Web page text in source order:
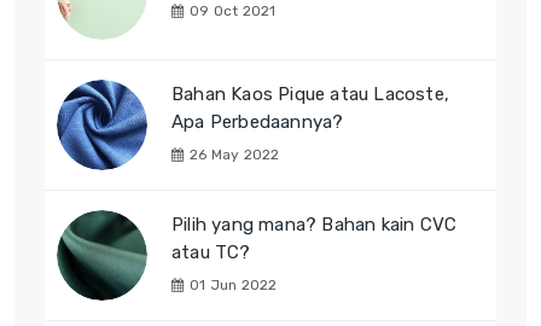
09 Oct 2021
Bahan Kaos Pique atau Lacoste,
Apa Perbedaannya?
26 May 2022
Pilih yang mana? Bahan kain CVC
atau TC?
01 Jun 2022